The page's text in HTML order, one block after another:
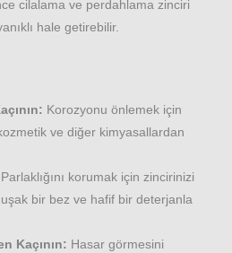
cilalama ve perdahlama zinciri
hale getirebilir.
Korozyonu önlemek için
ve diğer kimyasallardan
Parlaklığını korumak için zincirinizi
bir bez ve hafif bir deterjanla
Kaçının: Hasar görmesini